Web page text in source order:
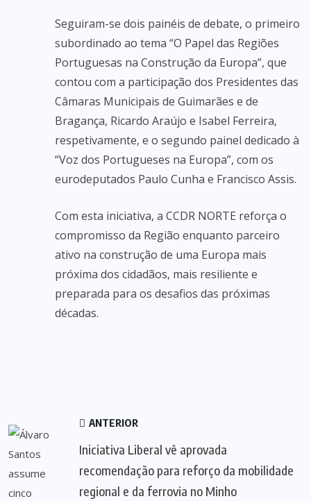
Seguiram-se dois painéis de debate, o primeiro
subordinado ao tema “O Papel das Regiões
Portuguesas na Construção da Europa”, que
contou com a participação dos Presidentes das
Câmaras Municipais de Guimarães e de
Bragança, Ricardo Araújo e Isabel Ferreira,
respetivamente, e o segundo painel dedicado à
“Voz dos Portugueses na Europa”, com os
eurodeputados Paulo Cunha e Francisco Assis.
Com esta iniciativa, a CCDR NORTE reforça o
compromisso da Região enquanto parceiro
ativo na construção de uma Europa mais
próxima dos cidadãos, mais resiliente e
preparada para os desafios das próximas
décadas.
ANTERIOR
Iniciativa Liberal vê aprovada
recomendação para reforço da mobilidade
regional e da ferrovia no Minho